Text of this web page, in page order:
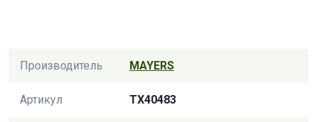
Производитель MAYERS
Артикул TX40483